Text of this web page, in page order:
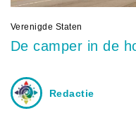
Verenigde Staten
De camper in de
Redactie